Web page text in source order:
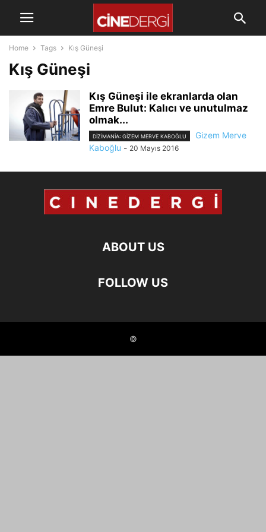
Home Tags Kış Güneşi
Kış Güneşi
Kış Güneşi ile ekranlarda olan
Emre Bulut: Kalıcı ve unutulmaz
olmak...
DIZIMANIA: GIZEM MERVE KABOĞLU
Gizem Merve
Kaboğlu - 20 Mayıs 2016
ABOUT US
FOLLOW US
©